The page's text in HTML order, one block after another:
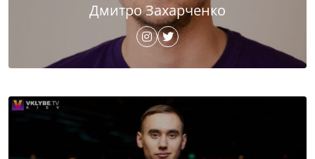
Дмитро Захарченко